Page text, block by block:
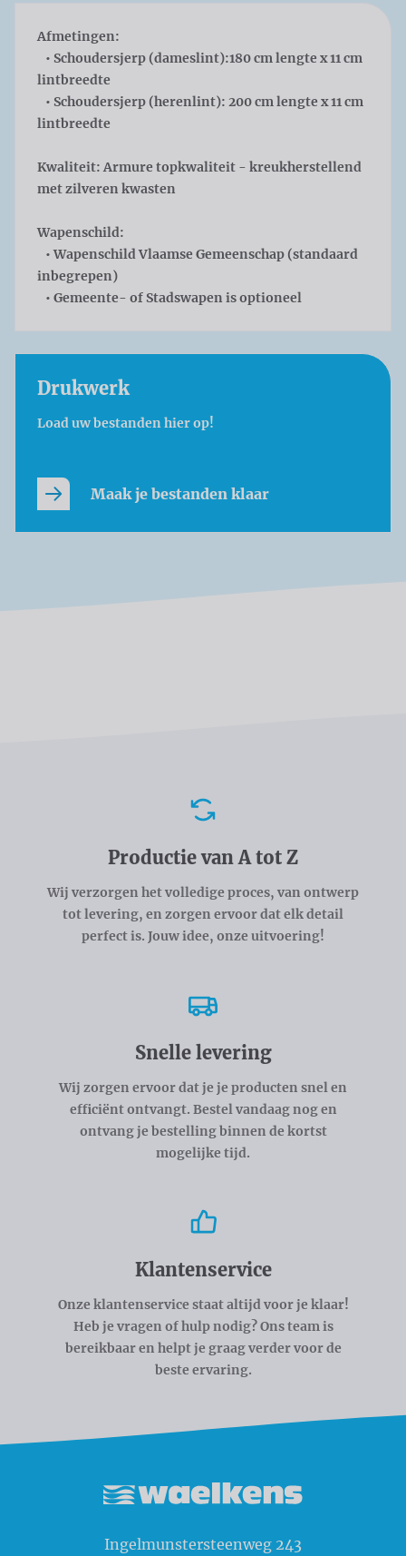
Afmetingen:
• Schoudersjerp (dameslint):180 cm lengte x 11 cm
lintbreedte
• Schoudersjerp (herenlint): 200 cm lengte x 11 cm
lintbreedte
Kwaliteit:Armure topkwaliteit - kreukherstellend
met zilveren kwasten
Wapenschild:
• Wapenschild Vlaamse Gemeenschap (standaard
inbegrepen)
• Gemeente- of Stadswapen is optioneel
Drukwerk
Load uw bestanden hier op!
Maak je bestanden klaar
Productie van A tot Z
Wij verzorgen het volledige proces, van ontwerp
tot levering, en zorgen ervoor dat elk detail
perfect is. Jouw idee, onze uitvoering!
Snelle levering
Wij zorgen ervoor dat je je producten snel en
efficiënt ontvangt. Bestel vandaag nog en
ontvang je bestelling binnen de kortst
mogelijke tijd.
Klantenservice
Onze klantenservice staat altijd voor je klaar!
Heb je vragen of hulp nodig? Ons team is
bereikbaar en helpt je graag verder voor de
beste ervaring.
Ingelmunstersteenweg 243